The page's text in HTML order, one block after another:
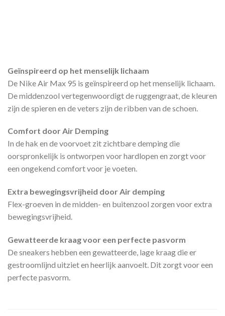
Geïnspireerd op het menselijk lichaam
De Nike Air Max 95 is geïnspireerd op het menselijk lichaam.
De middenzool vertegenwoordigt de ruggengraat, de kleuren
zijn de spieren en de veters zijn de ribben van de schoen.
Comfort door Air Demping
In de hak en de voorvoet zit zichtbare demping die
oorspronkelijk is ontworpen voor hardlopen en zorgt voor
een ongekend comfort voor je voeten.
Extra bewegingsvrijheid door Air demping
Flex-groeven in de midden- en buitenzool zorgen voor extra
bewegingsvrijheid.
Gewatteerde kraag voor een perfecte pasvorm
De sneakers hebben een gewatteerde, lage kraag die er
gestroomlijnd uitziet en heerlijk aanvoelt. Dit zorgt voor een
perfecte pasvorm.